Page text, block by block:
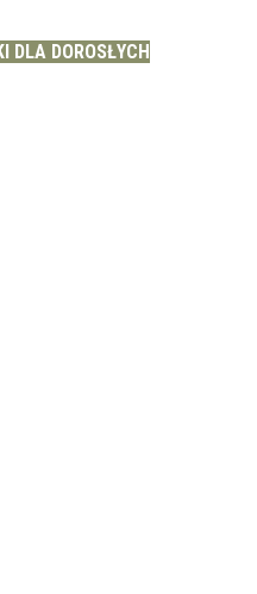
DLA DOROSŁYCH